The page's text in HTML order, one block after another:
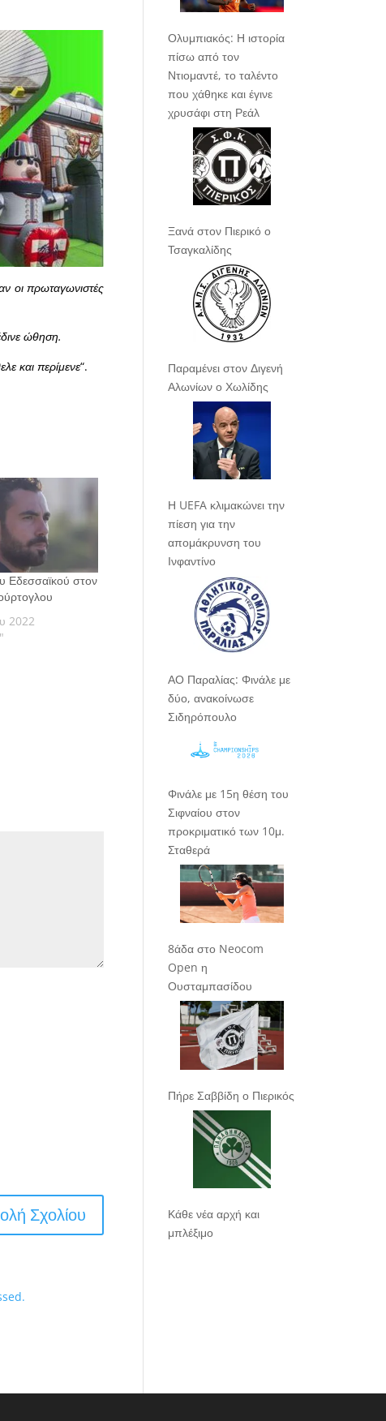
οι πρωταγωνιστές
ώθηση.
και περίμενε“.
Εδεσσαϊκού στον
2022
Ολυμπιακός: Η ιστορία
πίσω από τον
Ντιομαντέ, το ταλέντο
που χάθηκε και έγινε
χρυσάφι στη Ρεάλ
Ξανά στον Πιερικό ο
Τσαγκαλίδης
Παραμένει στον Διγενή
Αλωνίων ο Χωλίδης
Η UEFA κλιμακώνει την
πίεση για την
απομάκρυνση του
Ινφαντίνο
ΑΟ Παραλίας: Φινάλε με
δύο, ανακοίνωσε
Σιδηρόπουλο
Φινάλε με 15η θέση του
Σιφναίου στον
προκριματικό των 10μ.
Σταθερά
8άδα στο Neocom
Open η
Ουσταμπασίδου
Πήρε Σαββίδη ο Πιερικός
Κάθε νέα αρχή και
μπλέξιμο